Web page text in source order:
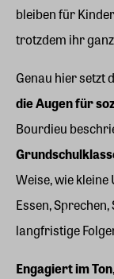
bleiben für
trotzdem ihr
Genau hier setzt
die Augen für
Bourdieu
Weise, wie
Essen,
langfristige
Engagiert im